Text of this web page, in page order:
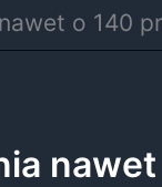
o 140